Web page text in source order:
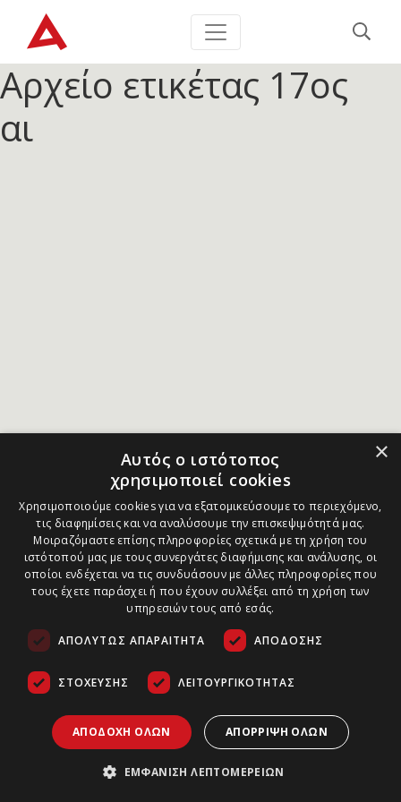
Αρχείο ετικέτας 17ος
αι
×
Αυτός ο ιστότοπος
χρησιμοποιεί cookies
Χρησιμοποιούμε cookies για να εξατομικεύσουμε το περιεχόμενο,
τις διαφημίσεις και να αναλύσουμε την επισκεψιμότητά μας.
Μοιραζόμαστε επίσης πληροφορίες σχετικά με τη χρήση του
ιστότοπού μας με τους συνεργάτες διαφήμισης και ανάλυσης, οι
οποίοι ενδέχεται να τις συνδυάσουν με άλλες πληροφορίες που
τους έχετε παράσχει ή που έχουν συλλέξει από τη χρήση των
υπηρεσιών τους από εσάς.
ΑΠΟΛΎΤΩΣ ΑΠΑΡΑΊΤΗΤΑ ΑΠΌΔΟΣΗΣ
ΣΤΌΧΕΥΣΗΣ ΛΕΙΤΟΥΡΓΙΚΌΤΗΤΑΣ
ΑΠΟΔΟΧΉ ΌΛΩΝ ΑΠΌΡΡΙΨΗ ΌΛΩΝ
ΕΜΦΆΝΙΣΗ ΛΕΠΤΟΜΕΡΕΙΏΝ